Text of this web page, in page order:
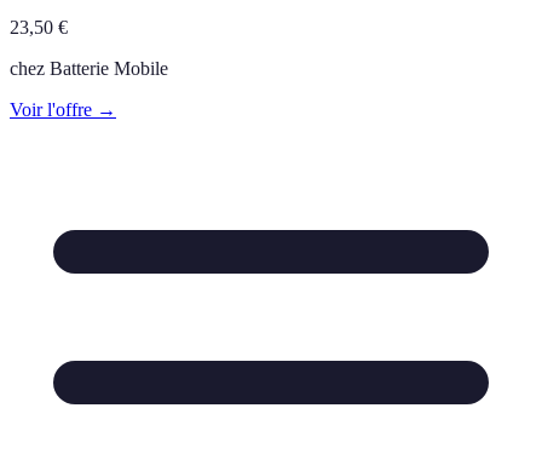
23,50 €
chez Batterie Mobile
Voir l'offre →